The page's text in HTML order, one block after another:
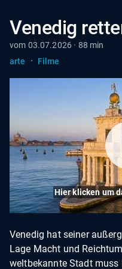
Venedig
vom 03.07.2026 · 88 min
arte
· Filme
Hier klicken um
Venedig hat seiner
Lage Macht und
weltbekannte Stadt muss